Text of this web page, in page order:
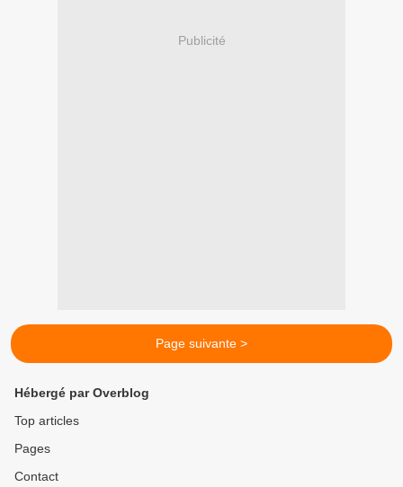
Publicité
Page suivante >
Hébergé par Overblog
Top articles
Pages
Contact